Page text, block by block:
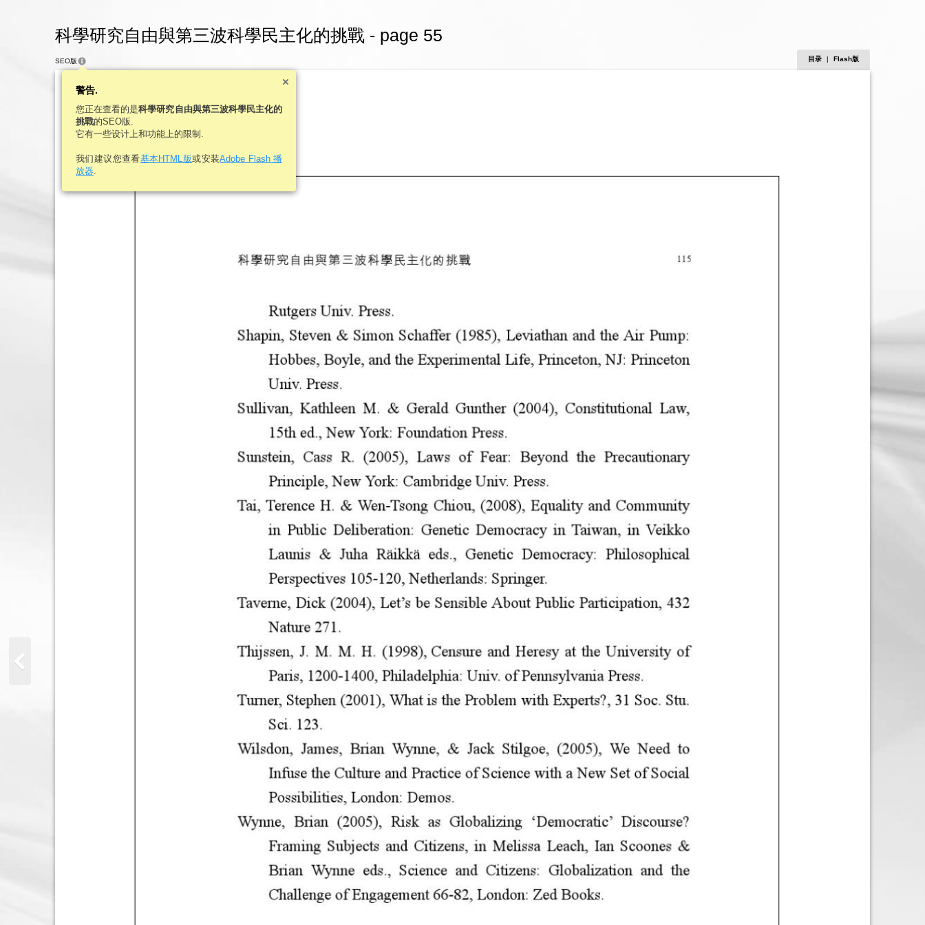
科學研究自由與第三波科學民主化的挑戰 - page 55
SEO版
警告.
您正在查看的是科學研究自由與第三波科學民主化的
挑戰的SEO版.
它有一些设计上和功能上的限制.
我们建议您查看基本HTML版或安装Adobe Flash 播
放器.
目录 | Flash版